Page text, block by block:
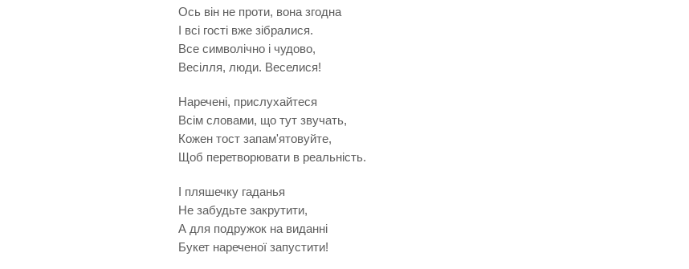
Ось він не проти, вона згодна
І всі гості вже зібралися.
Все символічно і чудово,
Весілля, люди. Веселися!
Наречені, прислухайтеся
Всім словами, що тут звучать,
Кожен тост запам'ятовуйте,
Щоб перетворювати в реальність.
І пляшечку гаданья
Не забудьте закрутити,
А для подружок на виданні
Букет нареченої запустити!